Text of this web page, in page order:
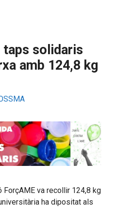
taps solidaris
amb 124,8 kg
ForçAME va recollir 124,8 kg
ha dipositat als